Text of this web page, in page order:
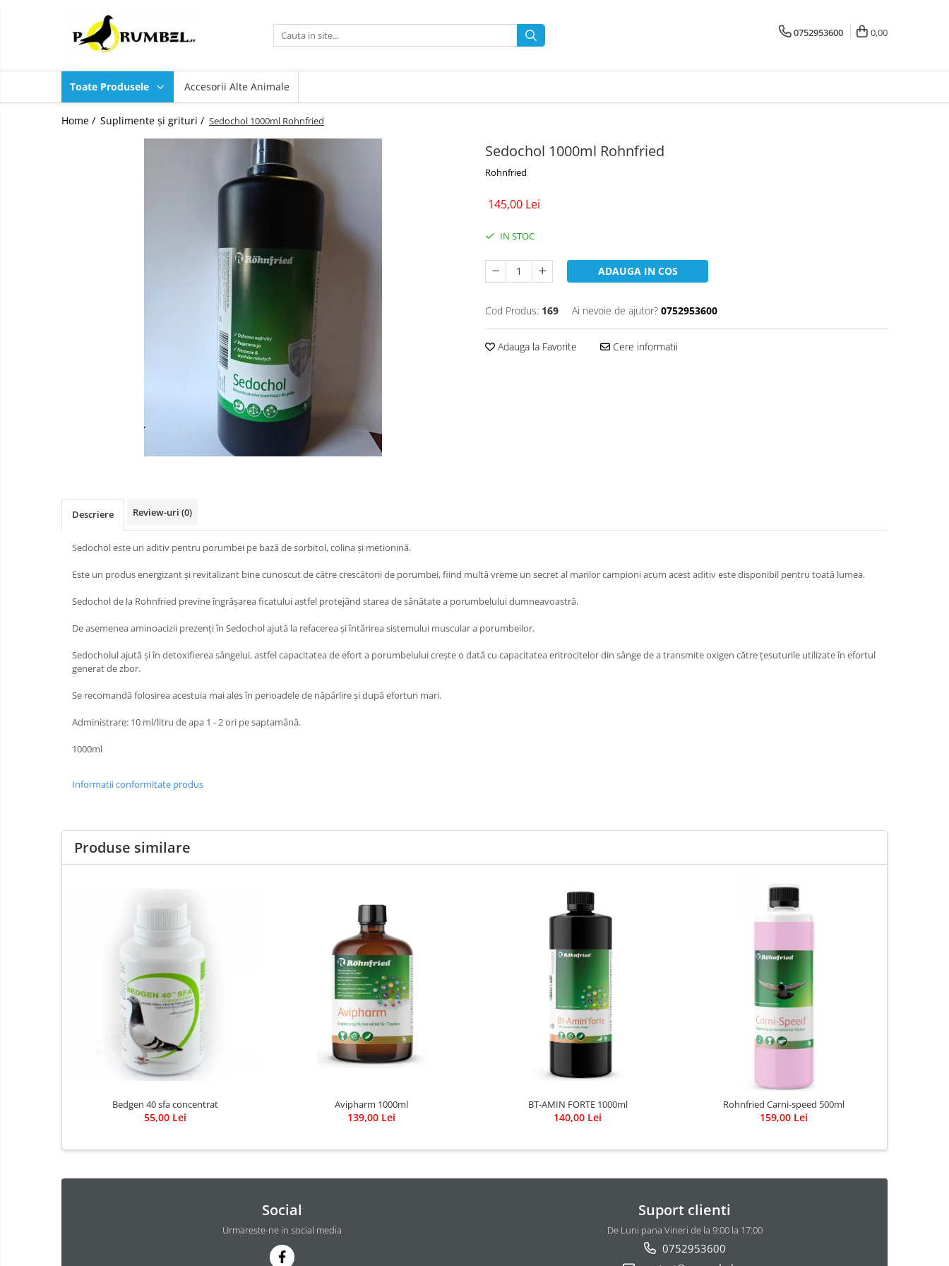
Toate Produsele
0752953600 0,00
Toate Produsele Accesorii Alte Animale
Home / Suplimente și grituri / Sedochol 1000ml Rohnfried
Sedochol 1000ml Rohnfried
Rohnfried
145,00 Lei
IN STOC
ADAUGA IN COS
Cod Produs: 169 Ai nevoie de ajutor? 0752953600
Adauga la Favorite Cere informatii
Descriere Review-uri (0)
Sedochol este un aditiv pentru porumbei pe bază de sorbitol, colina și metionină.
Este un produs energizant și revitalizant bine cunoscut de către crescătorii de porumbei, fiind multă vreme un secret al marilor campioni acum acest aditiv este disponibil pentru toată lumea.
Sedochol de la Rohnfried previne îngrășarea ficatului astfel protejând starea de sănătate a porumbelului dumneavoastră.
De asemenea aminoacizii prezenți în Sedochol ajută la refacerea și întărirea sistemului muscular a porumbeilor.
Sedocholul ajută și în detoxifierea sângelui, astfel capacitatea de efort a porumbelului crește o dată cu capacitatea eritrocitelor din sânge de a transmite oxigen către țesuturile utilizate în efortul
generat de zbor.
Se recomandă folosirea acestuia mai ales în perioadele de năpârlire și după eforturi mari.
Administrare: 10 ml/litru de apa 1 - 2 ori pe saptamână.
1000ml
Informatii conformitate produs
Produse similare
Bedgen 40 sfa concentrat
55,00 Lei
Avipharm 1000ml
139,00 Lei
BT-AMIN FORTE 1000ml
140,00 Lei
Rohnfried Carni-speed 500ml
159,00 Lei
Social
Urmareste-ne in social media
Suport clienti
De Luni pana Vineri de la 9:00 la 17:00
0752953600